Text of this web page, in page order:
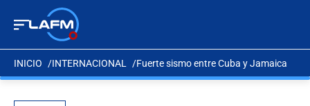
INICIO INTERNACIONAL Fuerte sismo entre Cuba y Jamaica